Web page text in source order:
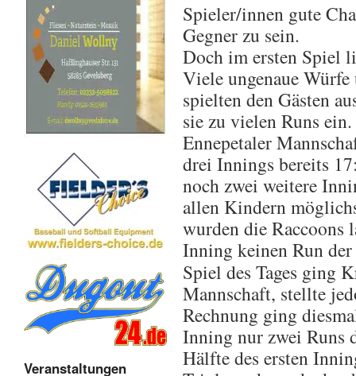
Spieler/innen gute
Gegner zu sein.
Doch im ersten Spiel
Viele ungenaue
spielten den Gästen
sie zu vielen Runs
Ennepetaler
drei Innings bereits
noch zwei weitere
allen Kindern
wurden die Raccoons
Inning keinen Run
Spiel des Tages ging
Mannschaft, stellte
Rechnung ging
Inning nur zwei Runs
Hälfte des ersten
Veranstaltungen